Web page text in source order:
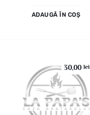
ADAUGĂ ÎN COȘ
30,00lei